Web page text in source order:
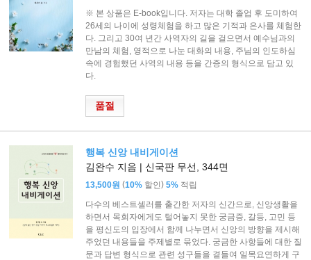
※ 본 상품은 E-book입니다. 저자는 대학 졸업 후 도미하여
26세의 나이에 성령체험을 하고 많은 기적과 은사를 체험한
다. 그리고 30여 년간 사역자의 길을 걸으면서 예수님과의
만남의 체험, 영적으로 나눈 대화의 내용, 주님의 인도하심
속에 경험했던 사역의 내용 등을 간증의 형식으로 담고 있
다.
품절
행복 신앙 내비게이션
김완수 지음 | 신국판 무선, 344면
13,500원 (10% 할인) 5% 적립
다수의 베스트셀러를 출간한 저자의 신간으로, 신앙생활을
하면서 목회자에게도 털어놓지 못한 궁금증, 갈등, 고민 등
을 평신도의 입장에서 함께 나누면서 신앙의 방향을 제시해
주었던 내용들을 주제별로 묶었다. 궁금한 사항들에 대한 질
문과 답변 형식으로 관련 성구들을 곁들여 일목요연하게 구